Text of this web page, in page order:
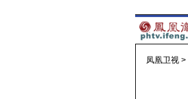
凤凰卫视 >